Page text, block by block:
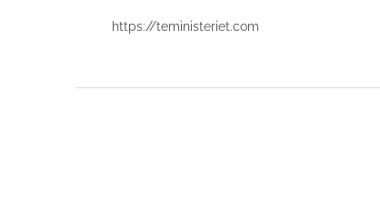
https://teministeriet.com